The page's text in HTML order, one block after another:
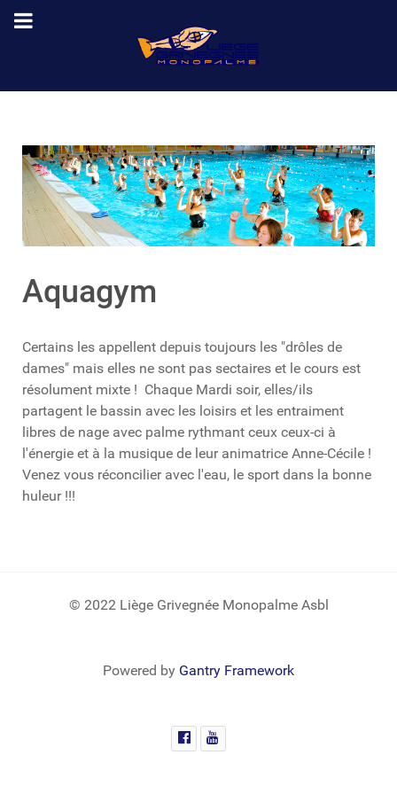
Aquagym
Certains les appellent depuis toujours les "drôles de
dames" mais elles ne sont pas sectaires et le cours est
résolument mixte ! Chaque Mardi soir, elles/ils
partagent le bassin avec les loisirs et les entraiment
libres de nage avec palme rythmant ceux ceux-ci à
l'énergie et à la musique de leur animatrice Anne-Cécile !
Venez vous réconcilier avec l'eau, le sport dans la bonne
huleur !!!
© 2022 Liège Grivegnée Monopalme Asbl
Powered by Gantry Framework